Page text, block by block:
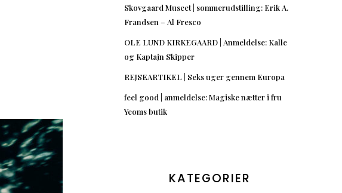
Skovgaard Museet | sommerudstilling: Erik A.
Frandsen – Al Fresco
OLE LUND KIRKEGAARD | Anmeldelse: Kalle
og Kaptajn Skipper
REJSEARTIKEL | Seks uger gennem Europa
feel good | anmeldelse: Magiske nætter i fru
Yeoms butik
KATEGORIER